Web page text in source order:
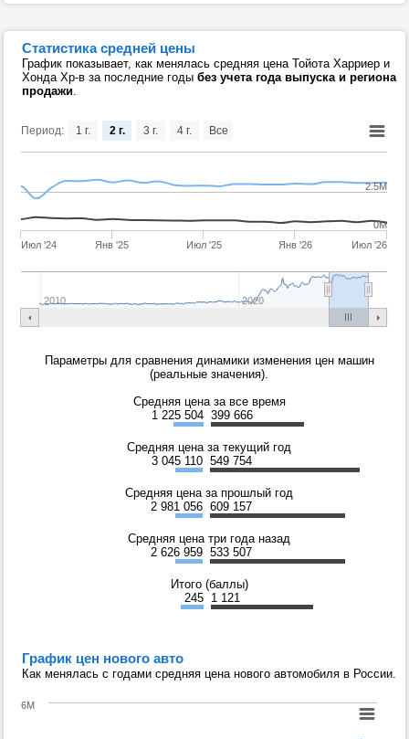
Статистика средней цены
График показывает, как менялась средняя цена Тойота Харриер и
Хонда Хр-в за последние годы без учета года выпуска и региона
продажи
Период:
Июл '24 Янв '25 Июл '25 Янв '26 Июл '26
2010 2020
0M
2.5M
1 г. 2 г. 3 г. 4 г. Все
Параметры для сравнения динамики изменения цен машин
(реальные значения).
Средняя цена за все время
1 225 504 399 666
Средняя цена за текущий год
3 045 110 549 754
Средняя цена за прошлый год
2 981 056 609 157
Средняя цена три года назад
2 626 959 533 507
Итого (баллы)
245 1 121
График цен нового авто
Как менялась с годами средняя цена нового автомобиля в России.
6M